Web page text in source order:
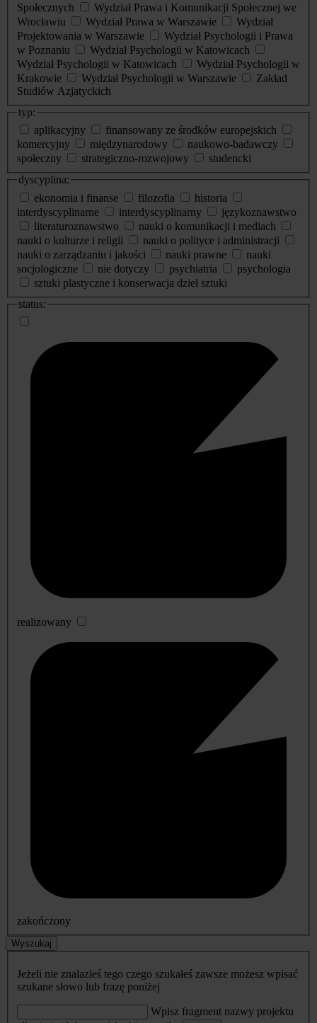
Społecznych
Wydział Prawa i Komunikacji Społecznej we
Wrocławiu
Wydział Prawa w Warszawie
Wydział
Projektowania w Warszawie
Wydział Psychologii i Prawa
w Poznaniu
Wydział Psychologii w Katowicach
Wydział Psychologii w Katowicach
Wydział Psychologii w
Krakowie
Wydział Psychologii w Warszawie
Zakład
Studiów Azjatyckich
typ:
aplikacyjny
finansowany ze środków europejskich
komercyjny
międzynarodowy
naukowo-badawczy
społeczny
strategiczno-rozwojowy
studencki
dyscyplina:
ekonomia i finanse
filozofia
historia
interdyscyplinarne
interdyscyplinarny
językoznawstwo
literaturoznawstwo
nauki o komunikacji i mediach
nauki o kulturze i religii
nauki o polityce i administracji
nauki o zarządzaniu i jakości
nauki prawne
nauki
socjologiczne
nie dotyczy psychiatria
psychologia
sztuki plastyczne i konserwacja dzieł sztuki
status:
realizowany
zakończony
Wyszukaj
Jeżeli nie znalazłeś tego czego szukałeś zawsze możesz wpisać
szukane słowo lub frazę poniżej
Wpisz fragment nazwy projektu